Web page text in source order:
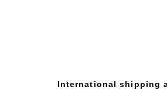
International shipping